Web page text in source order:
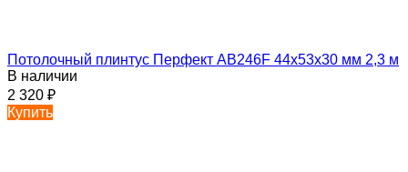
Потолочный плинтус Перфект AB246F 44х53х30 мм 2,3 м
В наличии
2 320 ₽
Купить